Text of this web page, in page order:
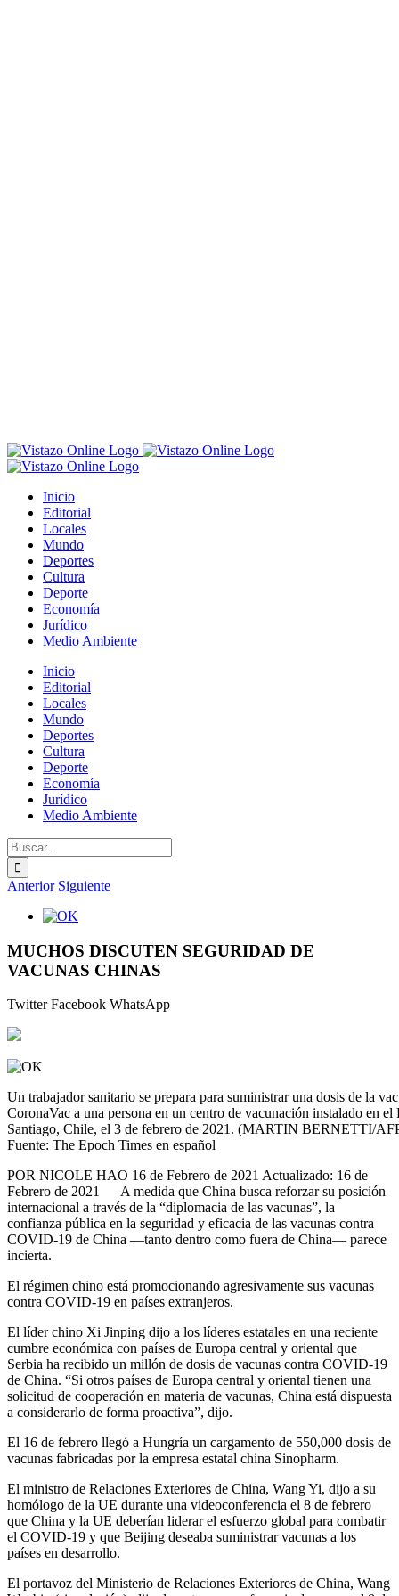
Inicio
Editorial
Locales
Mundo
Deportes
Cultura
Deporte
Economía
Jurídico
Medio Ambiente
Inicio
Editorial
Locales
Mundo
Deportes
Cultura
Deporte
Economía
Jurídico
Medio Ambiente
Buscar:
Anterior Siguiente
Ver
más
grande
MUCHOS DISCUTEN SEGURIDAD DE
VACUNAS CHINAS
TwitterFacebook WhatsApp
Un trabajador sanitario se prepara para suministrar una dosis de la
CoronaVac a una persona en un centro de vacunación instalado en
Santiago, Chile, el 3 de febrero de 2021. (MARTIN BERNETTI/
Fuente: The Epoch Times en español
POR NICOLE HAO 16 de Febrero de 2021 Actualizado: 16 de
Febrero de 2021 A medida que China busca reforzar su posición
internacional a través de la “diplomacia de las vacunas”, la
confianza pública en la seguridad y eficacia de las vacunas contra
COVID-19 de China —tanto dentro como fuera de China— parece
incierta.
El régimen chino está promocionando agresivamente sus vacunas
contra COVID-19 en países extranjeros.
El líder chino Xi Jinping dijo a los líderes estatales en una reciente
cumbre económica con países de Europa central y oriental que
Serbia ha recibido un millón de dosis de vacunas contra COVID-19
de China. “Si otros países de Europa central y oriental tienen una
solicitud de cooperación en materia de vacunas, China está dispuesta
a considerarlo de forma proactiva”, dijo.
El 16 de febrero llegó a Hungría un cargamento de 550,000 dosis de
vacunas fabricadas por la empresa estatal china Sinopharm.
El ministro de Relaciones Exteriores de China, Wang Yi, dijo a su
homólogo de la UE durante una videoconferencia el 8 de febrero
que China y la UE deberían liderar el esfuerzo global para combatir
el COVID-19 y que Beijing deseaba suministrar vacunas a los
países en desarrollo.
El portavoz del Ministerio de Relaciones Exteriores de China, Wang